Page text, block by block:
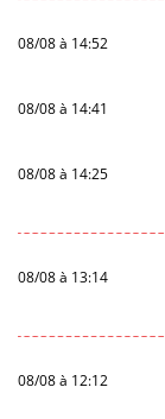
08/08 à 14:52
08/08 à 14:41
08/08 à 14:25
08/08 à 13:14
08/08 à 12:12